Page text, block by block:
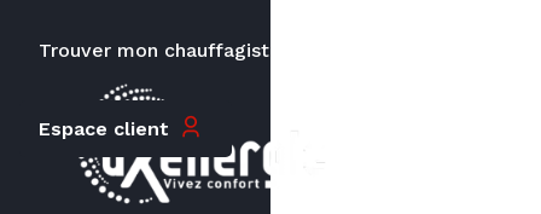
Trouver mon chauffagiste
Espace client